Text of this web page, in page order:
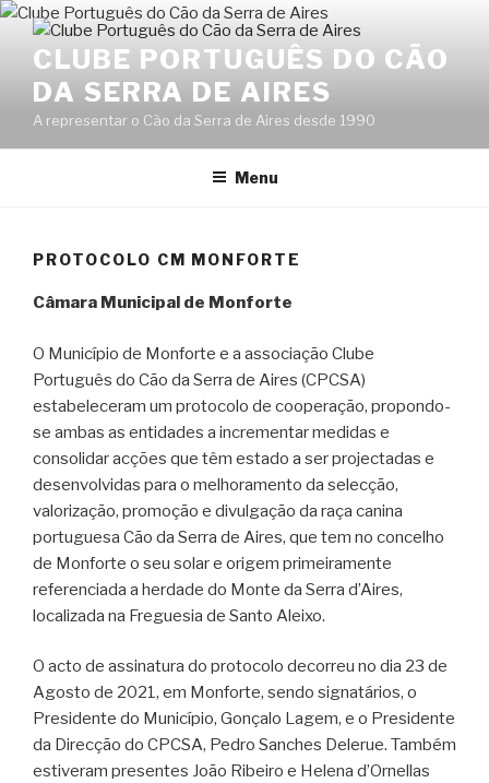
Skip
contentCLUBE PORTUGUÊS DO CÃO
DA SERRA DE AIRES
A representar o Cão da Serra de Aires desde 1990
Menu
PROTOCOLO CM MONFORTE
Câmara Municipal de Monforte
O Município de Monforte e a associação Clube
Português do Cão da Serra de Aires (CPCSA)
estabeleceram um protocolo de cooperação, propondo-
se ambas as entidades a incrementar medidas e
consolidar acções que têm estado a ser projectadas e
desenvolvidas para o melhoramento da selecção,
valorização, promoção e divulgação da raça canina
portuguesa Cão da Serra de Aires, que tem no concelho
de Monforte o seu solar e origem primeiramente
referenciada a herdade do Monte da Serra d’Aires,
localizada na Freguesia de Santo Aleixo.
O acto de assinatura do protocolo decorreu no dia 23 de
Agosto de 2021, em Monforte, sendo signatários, o
Presidente do Município, Gonçalo Lagem, e o Presidente
da Direcção do CPCSA, Pedro Sanches Delerue. Também
estiveram presentes João Ribeiro e Helena d’Ornellas